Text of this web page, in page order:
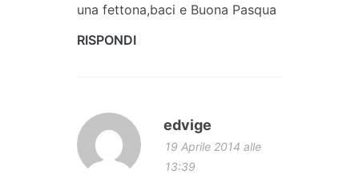
una fettona,baci e Buona Pasqua
RISPONDI
edvige
19 Aprile 2014 alle
13:39